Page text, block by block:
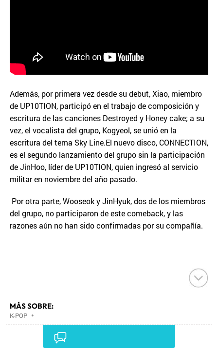
Además, por primera vez desde su debut, Xiao, miembro
de UP10TION, participó en el trabajo de composición y
escritura de las canciones Destroyed y Honey cake; a su
vez, el vocalista del grupo, Kogyeol, se unió en la
escritura del tema Sky Line.El nuevo disco, CONNECTION,
es el segundo lanzamiento del grupo sin la participación
de JinHoo, líder de UP10TION, quien ingresó al servicio
militar en noviembre del año pasado.
Por otra parte, Wooseok y JinHyuk, dos de los miembros
del grupo, no participaron de este comeback, y las
razones aún no han sido confirmadas por su compañía.
MÁS SOBRE:
K-POP •